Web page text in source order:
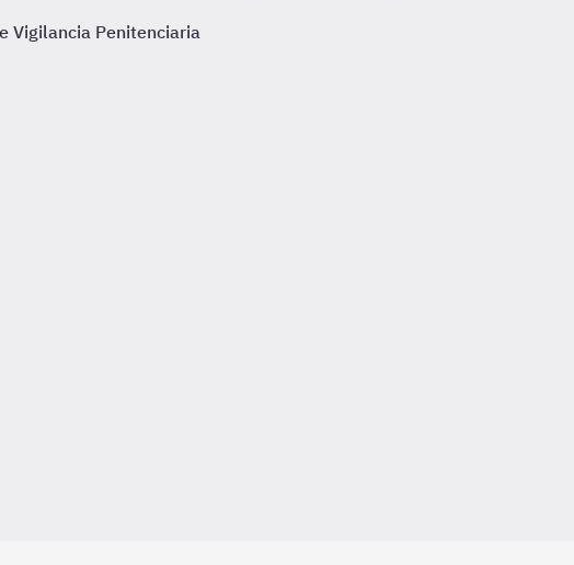
Vigilancia Penitenciaria